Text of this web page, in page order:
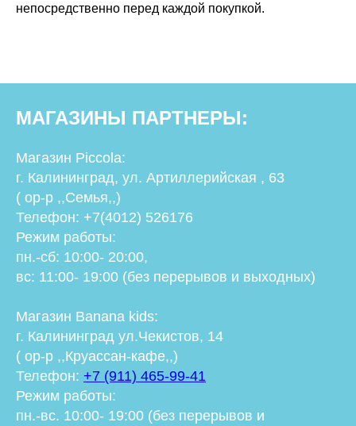
непосредственно перед каждой покупкой.
МАГАЗИНЫ ПАРТНЕРЫ:
Магазин Piccola:
г. Калининград, ул. Артиллерийская , 63
( ор-р ,,Семья,,)
Телефон: +7(4012) 526176
Режим работы:
пн.-сб: 10:00- 20:00,
вс: 11:00- 19:00 (без перерывов и выходных)
Магазин Banana kids:
г. Калининград ул.Чекистов, 14
( ор-р ,,Круассан-кафе,,)
Телефон: +7 (911) 465-99-41
Режим работы:
пн.-вс. 10:00- 19:00 (без перерывов и